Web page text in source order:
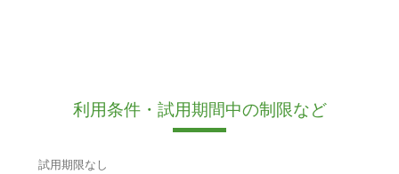
利用条件・試用期間中の制限など
試用期限なし